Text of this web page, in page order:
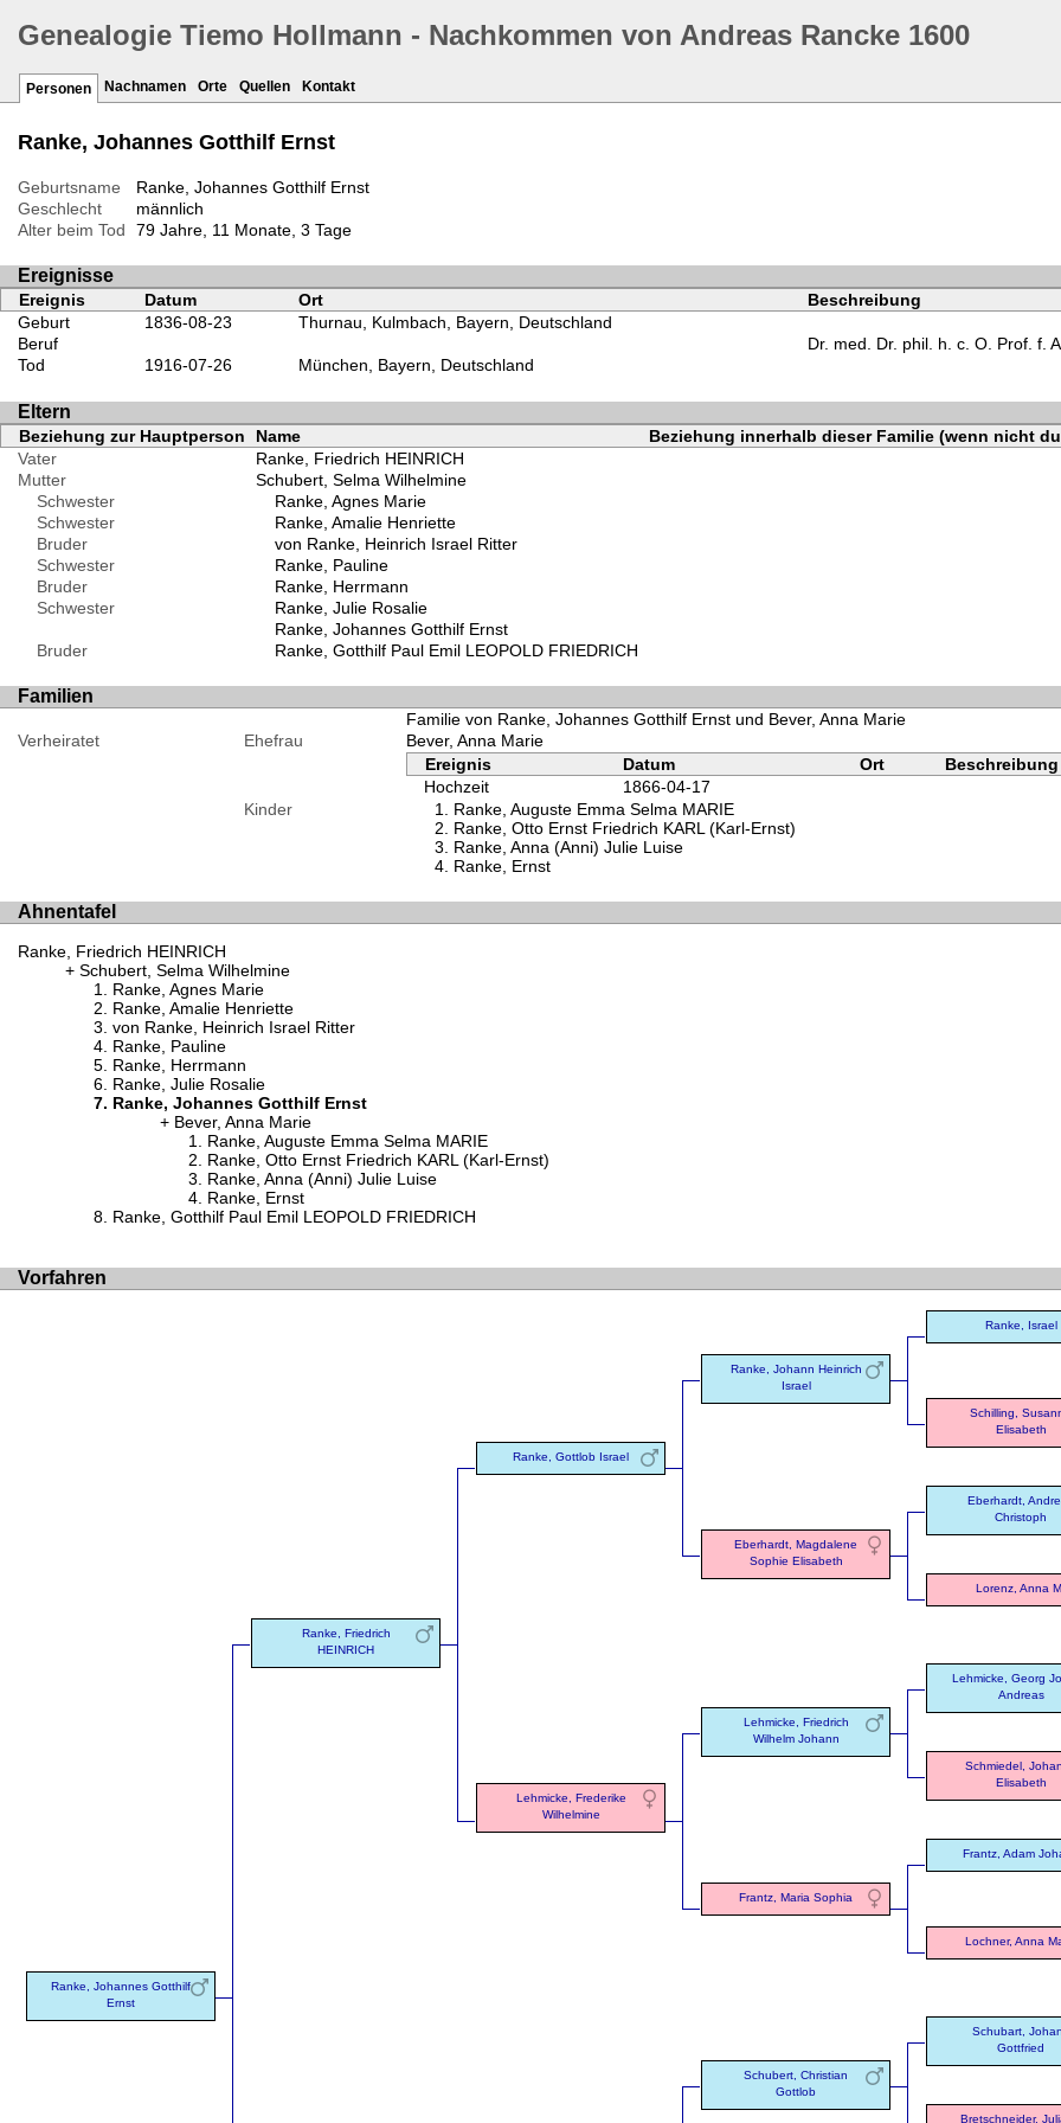
Genealogie Tiemo Hollmann - Nachkommen von Andreas Rancke 1600
Personen Nachnamen Orte Quellen Kontakt
Ranke, Johannes Gotthilf Ernst
Geburtsname
Ranke, Johannes Gotthilf Ernst
Geschlecht
männlich
Alter beim Tod
79 Jahre, 11 Monate, 3 Tage
Ereignisse
Ereignis Datum Ort Beschreibung
Geburt
1836-08-23
Thurnau, Kulmbach, Bayern, Deutschland
Beruf
Dr. med. Dr. phil. h. c. O. Prof. f.
Tod
1916-07-26 München, Bayern, Deutschland
Eltern
Beziehung zur Hauptperson Name
Beziehung innerhalb dieser Familie (wenn nicht
Vater
Ranke, Friedrich HEINRICH
Mutter
Schubert, Selma Wilhelmine
Schwester
Ranke, Agnes Marie
Schwester
Ranke, Amalie Henriette
Bruder
von Ranke, Heinrich Israel Ritter
Schwester
Ranke, Pauline
Bruder
Ranke, Herrmann
Schwester
Ranke, Julie Rosalie
Ranke, Johannes Gotthilf Ernst
Bruder
Ranke, Gotthilf Paul Emil LEOPOLD FRIEDRICH
Familien
Familie von Ranke, Johannes Gotthilf Ernst und Bever, Anna Marie
Verheiratet
Ehefrau
Bever, Anna Marie
Ereignis
Datum Ort Beschreibung
Hochzeit
1866-04-17
Kinder
Ranke, Auguste Emma Selma MARIE
Ranke, Otto Ernst Friedrich KARL (Karl-Ernst)
Ranke, Anna (Anni) Julie Luise
Ranke, Ernst
Ahnentafel
Ranke, Friedrich HEINRICH
Schubert, Selma Wilhelmine
Ranke, Agnes Marie
Ranke, Amalie Henriette
von Ranke, Heinrich Israel Ritter
Ranke, Pauline
Ranke, Herrmann
Ranke, Julie Rosalie
Ranke, Johannes Gotthilf Ernst
Bever, Anna Marie
Ranke, Auguste Emma Selma MARIE
Ranke, Otto Ernst Friedrich KARL (Karl-Ernst)
Ranke, Anna (Anni) Julie Luise
Ranke, Ernst
Ranke, Gotthilf Paul Emil LEOPOLD FRIEDRICH
Vorfahren
Ranke, Johannes Gotthilf
Ernst
Ranke, Friedrich
HEINRICH
Ranke, Gottlob Israel
Ranke, Johann Heinrich
Israel
Ranke, Israel
Schilling,
Elisabeth
Eberhardt, Magdalene
Sophie Elisabeth
Eberhardt,
Christoph
Lorenz, Anna
Lehmicke, Frederike
Wilhelmine
Lehmicke, Friedrich
Wilhelm Johann
Lehmicke, Georg
Andreas
Schmiedel,
Elisabeth
Frantz, Maria Sophia
Frantz, Adam
Lochner, Anna
Schubert, Christian
Gottlob
Schubart,
Gottfried
Bretschneider,